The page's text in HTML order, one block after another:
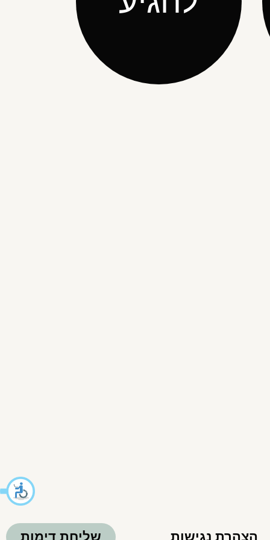
הצהרת נגישות שליחת דימות